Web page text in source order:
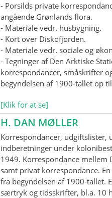
- Porsilds private
angående Grønlands flora.
- Materiale vedr. husbygning.
- Kort over Diskofjorden.
- Materiale vedr. sociale og
- Tegninger af Den Arktiske
korrespondancer, småskrifter
begyndelsen af 1900-tallet op
[Klik for at se]
H. DAN MØLLER
Korrespondancer, udgiftslister,
indberetninger under
1949. Korrespondance
samt privat korrespondance.
fra begyndelsen af 1900-tallet.
særtryk og tidsskrifter, bl.a. 10